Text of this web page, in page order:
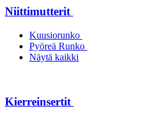
Niittimutterit
Kuusiorunko
Pyöreä Runko
Näytä kaikki
Kierreinsertit